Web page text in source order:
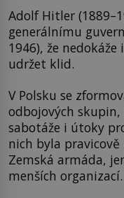
Adolf Hitler
generálnímu
1946), že
udržet klid.
V Polsku se
odbojových
sabotáže i útoky
nich byla
Zemská armáda,
menších organizací.